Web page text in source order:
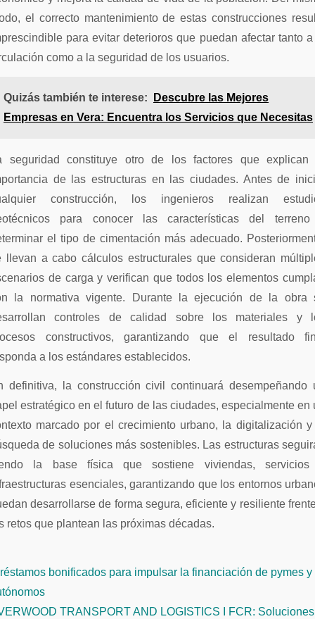
el correcto mantenimiento de estas construcciones
para evitar deterioros que puedan afectar tanto
como a la seguridad de los usuarios.
Quizás también te interese:
Descubre las Mejores
Empresas en Vera: Encuentra los Servicios que Necesitas
seguridad constituye otro de los factores que explican
de las estructuras en las ciudades. Antes de
construcción, los ingenieros realizan
para conocer las características del
el tipo de cimentación más adecuado.
llevan a cabo cálculos estructurales que consideran
de carga y verifican que todos los elementos
la normativa vigente. Durante la ejecución de la obra
controles de calidad sobre los materiales y
constructivos, garantizando que el resultado
a los estándares establecidos.
definitiva, la construcción civil continuará desempeñando
estratégico en el futuro de las ciudades, especialmente en
marcado por el crecimiento urbano, la digitalización
de soluciones más sostenibles. Las estructuras
la base física que sostiene viviendas,
esenciales, garantizando que los entornos
desarrollarse de forma segura, eficiente y resiliente
retos que plantean las próximas décadas.
bonificados para impulsar la financiación de pymes y
TRANSPORT AND LOGISTICS I FCR: Soluciones